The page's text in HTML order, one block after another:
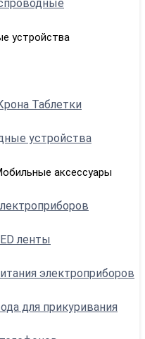
устройства
Таблетки
устройства
аксессуары
ленты
электроприборов
для прикуривания